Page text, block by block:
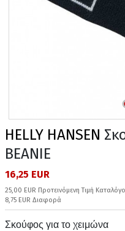
HELLY HANSEN
BEANIE
16,25 EUR
25,00 EUR Προτεινόμενη Τιμή
8,75 EUR Διαφορά
Σκούφος για το χειμώνα